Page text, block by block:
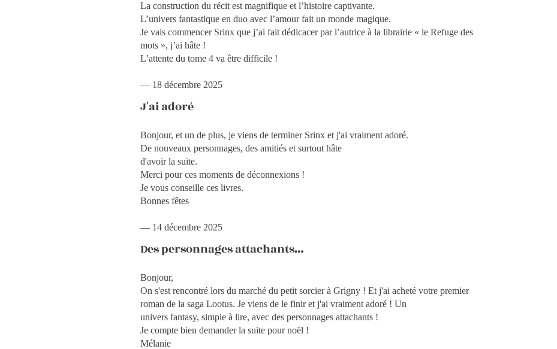
La construction du récit est magnifique et l’histoire captivante.
L’univers fantastique en duo avec l’amour fait un monde magique.
Je vais commencer Srinx que j’ai fait dédicacer par l’autrice à la librairie « le Refuge des
mots », j’ai hâte !
L’attente du tome 4 va être difficile !
— 18 décembre 2025
J'ai adoré
Bonjour, et un de plus, je viens de terminer Srinx et j'ai vraiment adoré.
De nouveaux personnages, des amitiés et surtout hâte
d'avoir la suite.
Merci pour ces moments de déconnexions !
Je vous conseille ces livres.
Bonnes fêtes
— 14 décembre 2025
Des personnages attachants…
Bonjour,
On s'est rencontré lors du marché du petit sorcier à Grigny ! Et j'ai acheté votre premier
roman de la saga Lootus. Je viens de le finir et j'ai vraiment adoré ! Un
univers fantasy, simple à lire, avec des personnages attachants !
Je compte bien demander la suite pour noël !
Mélanie